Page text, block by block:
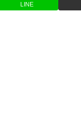
LINE